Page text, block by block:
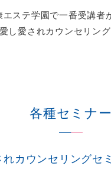
ステ学園で一番受講者
し愛されカウンセリング
各種セミナー
カウンセリングセ